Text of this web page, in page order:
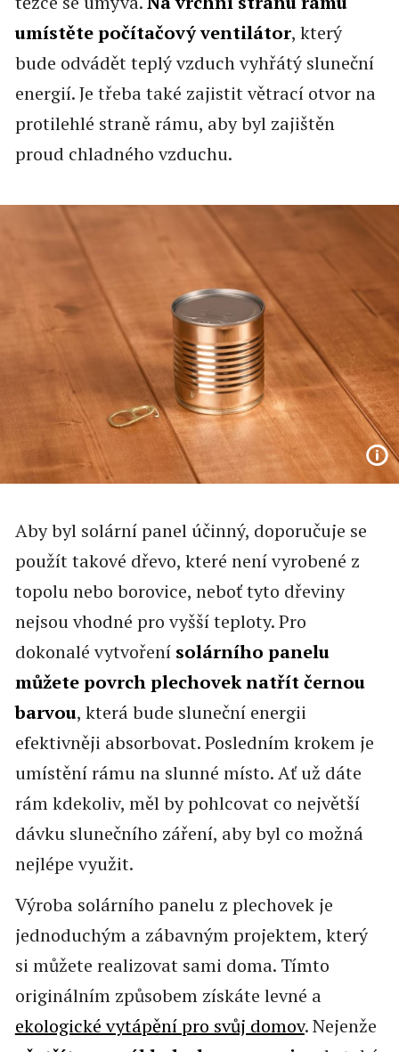
umístěte počítačový ventilátor, který
bude odvádět teplý vzduch vyhřátý sluneční
energií. Je třeba také zajistit větrací otvor na
protilehlé straně rámu, aby byl zajištěn
proud chladného vzduchu.
Aby byl solární panel účinný, doporučuje se
použít takové dřevo, které není vyrobené z
topolu nebo borovice, neboť tyto dřeviny
nejsou vhodné pro vyšší teploty. Pro
dokonalé vytvoření solárního panelu
můžete povrch plechovek natřít černou
barvou, která bude sluneční energii
efektivněji absorbovat. Posledním krokem je
umístění rámu na slunné místo. Ať už dáte
rám kdekoliv, měl by pohlcovat co největší
dávku slunečního záření, aby byl co možná
nejlépe využit.
Výroba solárního panelu z plechovek je
jednoduchým a zábavným projektem, který
si můžete realizovat sami doma. Tímto
originálním způsobem získáte levné a
ekologické vytápění pro svůj domov. Nejenže